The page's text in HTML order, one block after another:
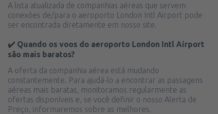
A lista atualizada de companhias aéreas que servem
conexões de/para o aeroporto London Intl Airport pode
ser encontrada diretamente em nosso site.
✔️ Quando os voos do aeroporto London Intl Airport
são mais baratos?
A oferta da companhia aérea está mudando
constantemente. Para ajudá-lo a encontrar as passagens
aéreas mais baratas, monitoramos regularmente as
ofertas disponíveis e, se você definir o nosso Alerta de
Preço, informaremos sobre as melhores.